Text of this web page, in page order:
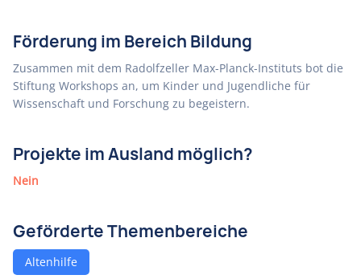
Förderung im Bereich Bildung
Zusammen mit dem Radolfzeller Max-Planck-Instituts bot die
Stiftung Workshops an, um Kinder und Jugendliche für
Wissenschaft und Forschung zu begeistern.
Projekte im Ausland möglich?
Nein
Geförderte Themenbereiche
Altenhilfe